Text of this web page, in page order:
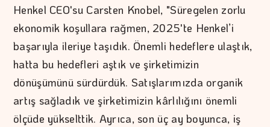
Henkel CEO'su Carsten Knobel, "Süregelen zorlu
ekonomik koşullara rağmen, 2025'te Henkel’i
başarıyla ileriye taşıdık. Önemli hedeflere ulaştık,
hatta bu hedefleri aştık ve şirketimizin
dönüşümünü sürdürdük. Satışlarımızda organik
artış sağladık ve şirketimizin kârlılığını önemli
ölçüde yükselttik. Ayrıca, son üç ay boyunca, iş